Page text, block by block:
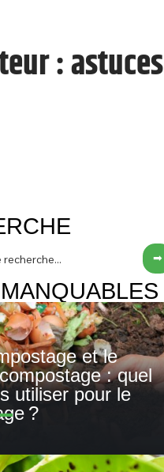
: astuces
et le
: quel
utiliser pour le
?